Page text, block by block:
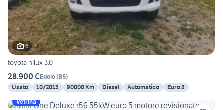
6
toyota hilux 3.0
28.900 €Edolo(BS)
Usato
10/2013 90000 Km Diesel Automatico
Euro 5
Vetrina